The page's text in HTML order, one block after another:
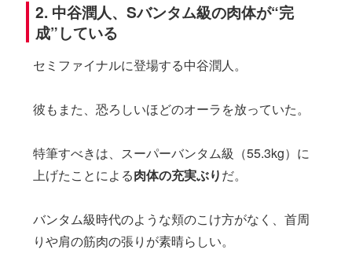
2. 中谷潤人、Sバンタム級の肉体が“完
成”している
セミファイナルに登場する中谷潤人。
彼もまた、恐ろしいほどのオーラを放っていた。
特筆すべきは、スーパーバンタム級（55.3kg）に
上げたことによる肉体の充実ぶりだ。
バンタム級時代のような頬のこけ方がなく、首周
りや肩の筋肉の張りが素晴らしい。